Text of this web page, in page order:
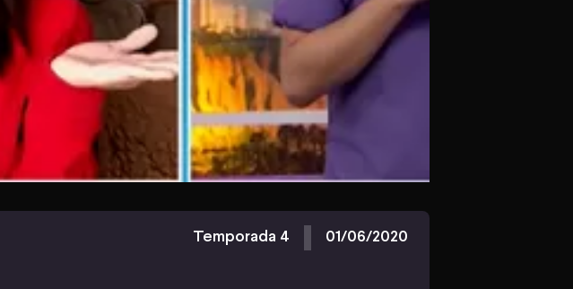
Temporada 4 01/06/2020